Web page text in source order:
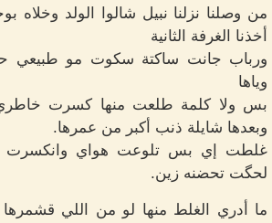
من وصلنا نزلنا نبيل شالوا الولد وخلاه
أخذنا الغرفة الثانية
ورباب جانت ساكتة سكوت مو طبيعي
وياها
بس ولا كلمة طلعت منها كسرت
وبعدها شايلة ذنب أكبر من عمرها.
غلطت إي بس تلوعت هواي وانكسرت
لحگت تحضنه زين.
ما أدري الغلط منها لو من اللي قشمرها